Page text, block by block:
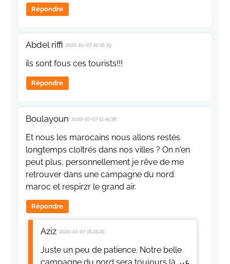
Répondre
Abdel riffi 2020-10-07 20:18:39
ils sont fous ces tourists!!!
Répondre
Boulayoun 2020-10-07 12:45:36
Et nous les marocains nous allons restés
longtemps cloîtrés dans nos villes ? On n'en
peut plus, personnellement je rêve de me
retrouver dans une campagne du nord
maroc et respirzr le grand air.
Répondre
Aziz 2020-10-07 16:25:25
Juste un peu de patience. Notre belle